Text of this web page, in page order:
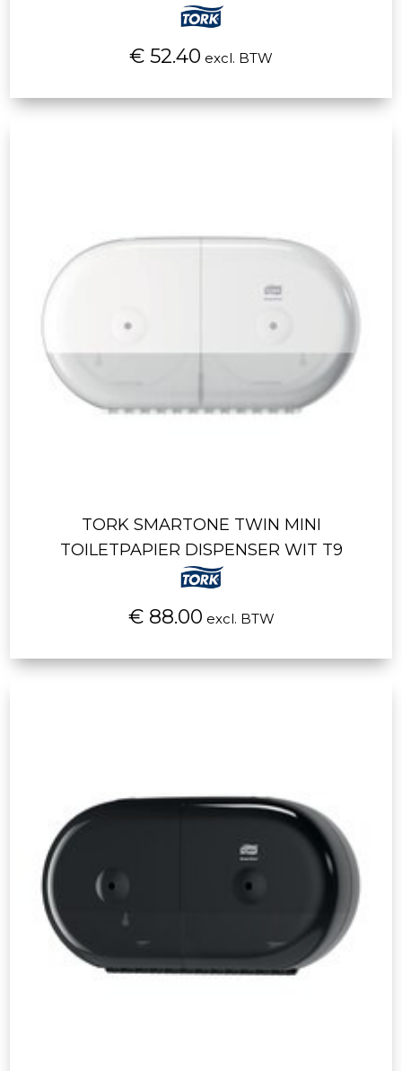
€ 52.40 excl. BTW
TORK SMARTONE TWIN MINI
TOILETPAPIER DISPENSER WIT T9
€ 88.00 excl. BTW